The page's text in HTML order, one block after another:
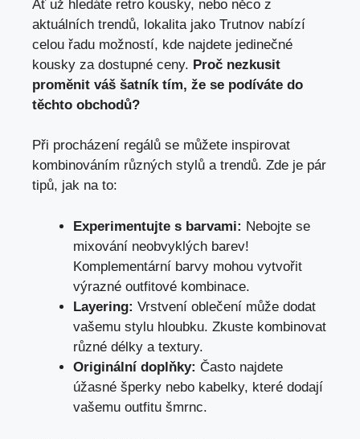
Ať ​už ⁣hledáte retro kousky, ⁤nebo něco z
‍aktuálních trendů, lokalita jako Trutnov⁤ nabízí
celou​ řadu možností, kde najdete ​jedinečné
kousky za dostupné ceny. Proč nezkusit
proměnit váš šatník ‌tím, že se podíváte⁢ do
těchto obchodů?
Při procházení⁣ regálů ‍se můžete inspirovat
kombinováním ‌různých stylů a trendů. Zde je pár
tipů, jak na to:
Experimentujte s ⁤barvami: Nebojte se
mixování ⁣neobvyklých barev!
Komplementární barvy mohou vytvořit
výrazné outfitové kombinace.
Layering: Vrstvení​ oblečení může dodat
vašemu stylu hloubku. Zkuste kombinovat
různé délky a textury.
Originální‍ doplňky: Často najdete
úžasné šperky nebo kabelky, které dodají⁣
vašemu​ outfitu šmrnc.